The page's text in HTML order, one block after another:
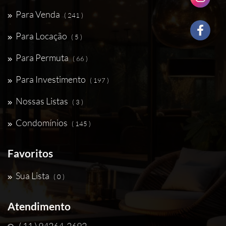
Para Venda ( 241 )
Para Locação ( 5 )
Para Permuta ( 66 )
Para Investimento ( 197 )
Nossas Listas ( 3 )
Condomínios ( 145 )
Favoritos
Sua Lista ( 0 )
Atendimento